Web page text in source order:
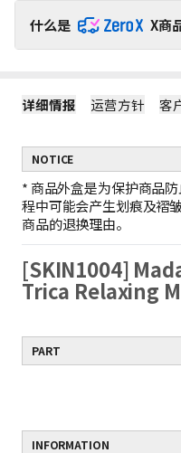
什么是 X商
1 ZeroX商品不产生运费
（ZeroX商品免邮。）
2 只购买ZeroX商品时，产生
如果只购买ZeroX商品，运
示例：1件ZeroX商品的运费
3 购满399元ZeroX商品，免
如果订单中仅包含价值399
详细情报 运营方针 客
NOTICE
* 商品外盒是为保护商品
程中可能会产生划痕及褶
商品的退换理由。
[SKIN1004]
Trica Relaxing
PART
INFORMATION